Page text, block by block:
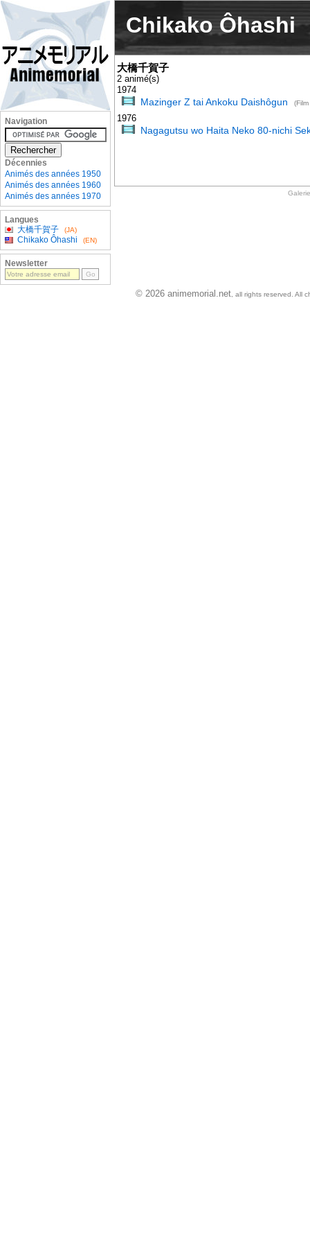
Chikako Ôhashi
大橋千賀子
2 animé(s)
1974
Mazinger Z tai Ankoku Daishôgun
1976
Nagagutsu wo Haita Neko 80-nichi
Galerie
Navigation
Décennies
Animés des années 1950
Animés des années 1960
Animés des années 1970
Langues
大橋千賀子
(JA)
Chikako Ôhashi (EN)
Newsletter
© 2026 animemorial.net , all rights reserved. All